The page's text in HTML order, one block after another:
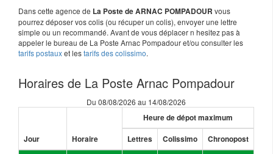
Dans cette agence de La Poste de ARNAC POMPADOUR vous
pourrez déposer vos colis (ou récuper un colis), envoyer une lettre
simple ou un recommandé. Avant de vous déplacer n hesitez pas à
appeler le bureau de La Poste Arnac Pompadour et/ou consulter les
tarifs postauxet lestarifs des colissimo.
Horaires de La Poste Arnac Pompadour
Du 08/08/2026 au 14/08/2026
Jour Horaire
Heure de dépot maximum
Lettres Colissimo Chronopost